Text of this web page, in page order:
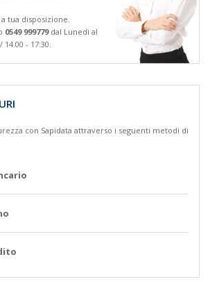
a tua disposizione.
0549 999779dal Lunedì al
- 17:30.
con Sapidata attraverso i seguenti metodi di